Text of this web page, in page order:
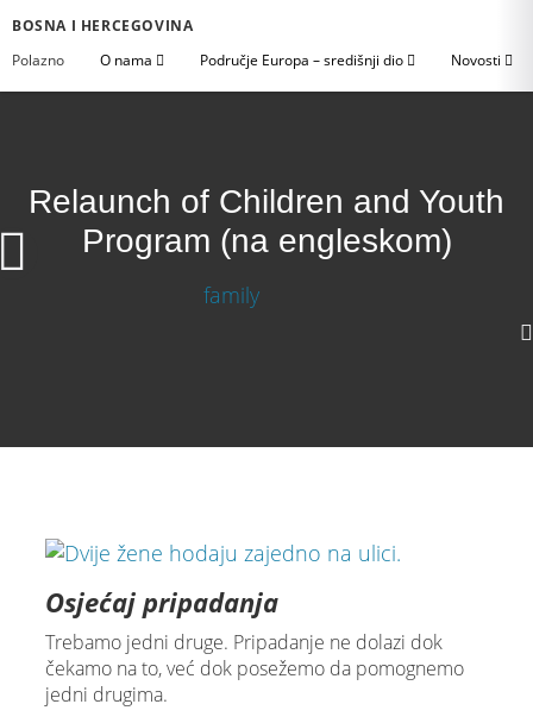
BOSNA I HERCEGOVINA
Polazno
O nama Područje Europa – središnji dio Novosti
Relaunch of Children and Youth
Program (na engleskom)
Osjećaj pripadanja
Trebamo jedni druge. Pripadanje ne dolazi dok
čekamo na to, već dok posežemo da pomognemo
jedni drugima.